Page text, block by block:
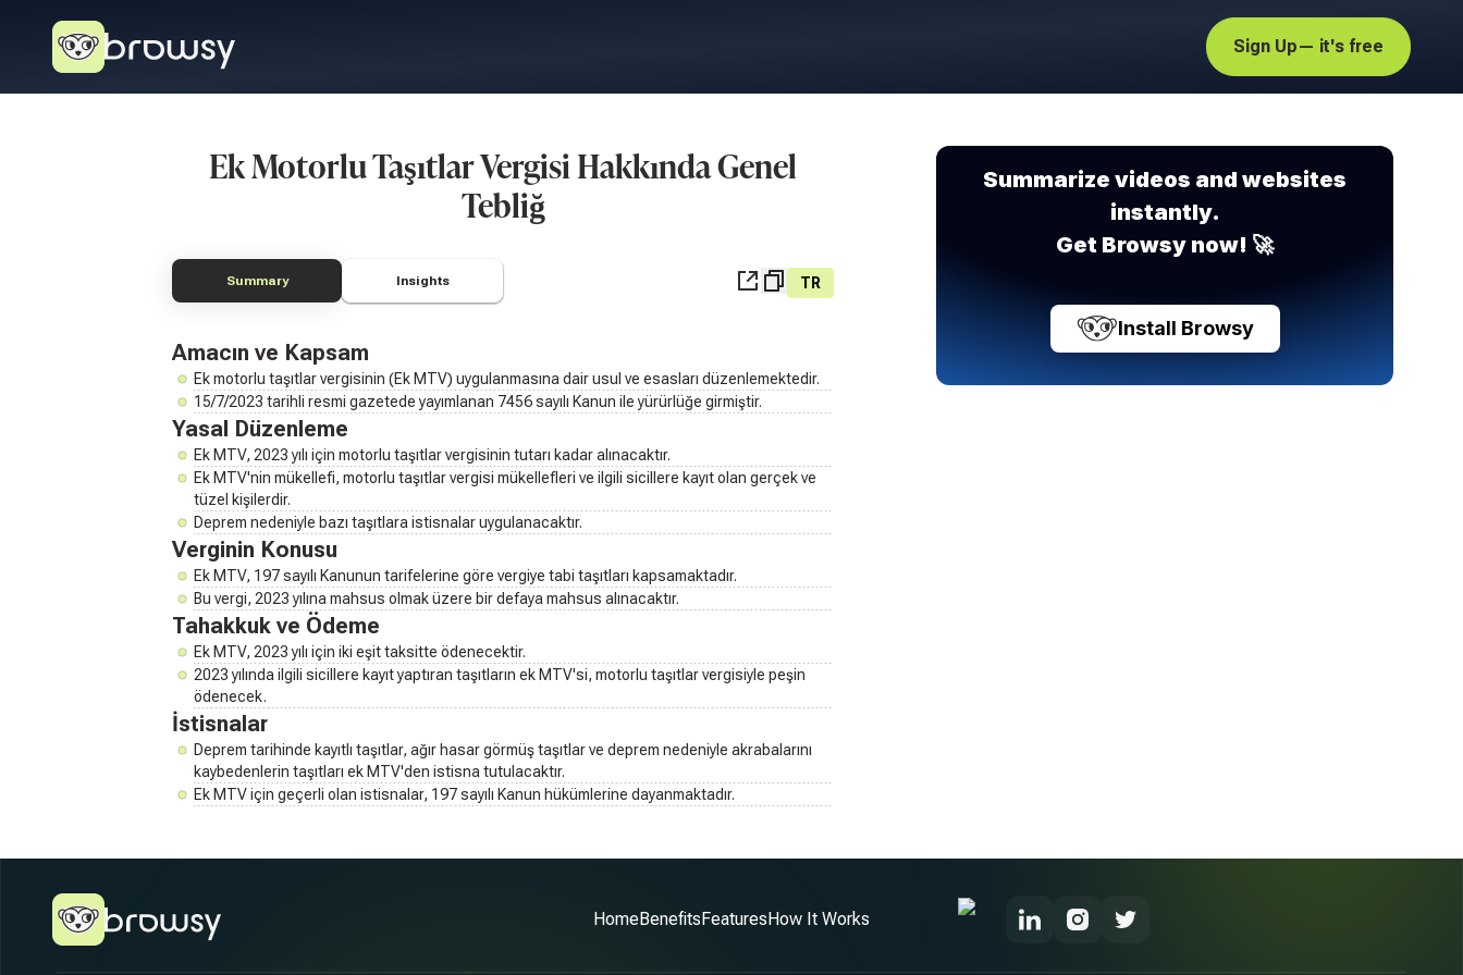
Sign Up— it's free
Ek Motorlu Taşıtlar Vergisi Hakkında Genel
Tebliğ
Summary Insights TR
Amacın ve Kapsam
Ek motorlu taşıtlar vergisinin (Ek MTV) uygulanmasına dair usul ve esasları düzenlemektedir.
15/7/2023 tarihli resmi gazetede yayımlanan 7456 sayılı Kanun ile yürürlüğe girmiştir.
Yasal Düzenleme
Ek MTV, 2023 yılı için motorlu taşıtlar vergisinin tutarı kadar alınacaktır.
Ek MTV'nin mükellefi, motorlu taşıtlar vergisi mükellefleri ve ilgili sicillere kayıt olan gerçek ve
tüzel kişilerdir.
Deprem nedeniyle bazı taşıtlara istisnalar uygulanacaktır.
Verginin Konusu
Ek MTV, 197 sayılı Kanunun tarifelerine göre vergiye tabi taşıtları kapsamaktadır.
Bu vergi, 2023 yılına mahsus olmak üzere bir defaya mahsus alınacaktır.
Tahakkuk ve Ödeme
Ek MTV, 2023 yılı için iki eşit taksitte ödenecektir.
2023 yılında ilgili sicillere kayıt yaptıran taşıtların ek MTV'si, motorlu taşıtlar vergisiyle peşin
ödenecek.
İstisnalar
Deprem tarihinde kayıtlı taşıtlar, ağır hasar görmüş taşıtlar ve deprem nedeniyle akrabalarını
kaybedenlerin taşıtları ek MTV'den istisna tutulacaktır.
Ek MTV için geçerli olan istisnalar, 197 sayılı Kanun hükümlerine dayanmaktadır.
Summarize videos and websites
instantly.
Get Browsy now! 🚀
Install Browsy
HomeBenefitsFeaturesHow It Works